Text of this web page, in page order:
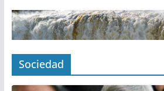
Sociedad